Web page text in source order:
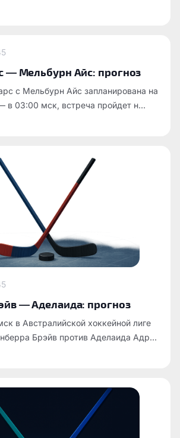
— Мельбурн Айс: прогноз
с Мельбурн Айс запланирована на
в 03:00 мск, встреча пройдет н...
— Аделаида: прогноз
в Австралийской хоккейной лиге
Брэйв против Аделаида Адр...